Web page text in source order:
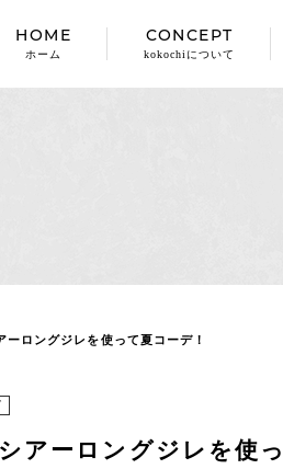
HOME
ホーム
CONCEPT
kokochiについて
ロングジレを使って夏コーデ！
アーロングジレを使